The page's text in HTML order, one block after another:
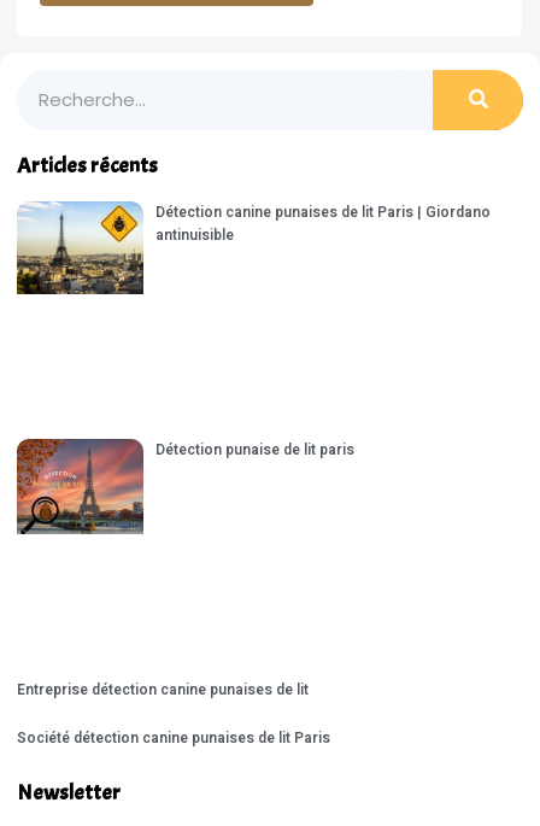
Articles récents
Détection canine punaises de lit Paris | Giordano
antinuisible
Détection punaise de lit paris
Entreprise détection canine punaises de lit
Société détection canine punaises de lit Paris
Newsletter